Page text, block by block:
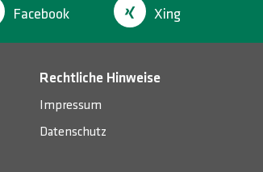
Facebook Xing
Rechtliche Hinweise
Impressum
Datenschutz